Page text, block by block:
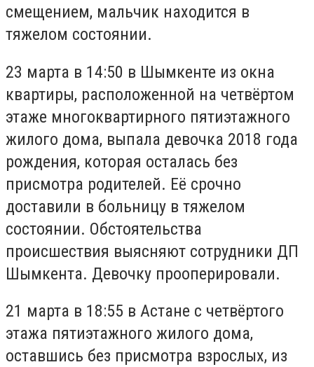
смещением, мальчик находится в
тяжелом состоянии.
23 марта в 14:50 в Шымкенте из окна
квартиры, расположенной на четвёртом
этаже многоквартирного пятиэтажного
жилого дома, выпала девочка 2018 года
рождения, которая осталась без
присмотра родителей. Её срочно
доставили в больницу в тяжелом
состоянии. Обстоятельства
происшествия выясняют сотрудники ДП
Шымкента. Девочку прооперировали.
21 марта в 18:55 в Астане с четвёртого
этажа пятиэтажного жилого дома,
оставшись без присмотра взрослых, из